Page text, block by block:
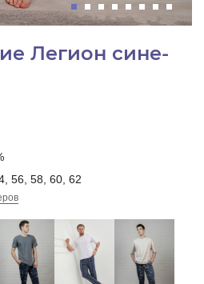
Легион сине-
56, 58, 60, 62